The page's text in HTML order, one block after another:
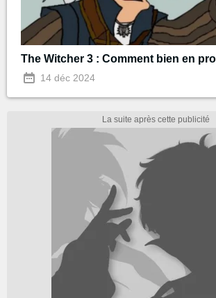
The Witcher 3 : Comment bien en
14 déc 2024